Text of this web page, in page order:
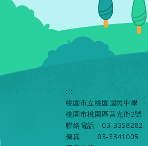
:::
桃園市立桃園國民中學
桃園市桃園區莒光街2號
聯絡電話
03-3358282
傳真
03-3341005